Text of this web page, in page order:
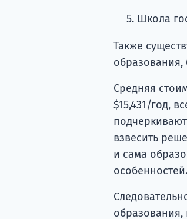
Школа
Также
образования,
Средняя
$15,431/год,
взвесить
и сама
особенностей.
образования,